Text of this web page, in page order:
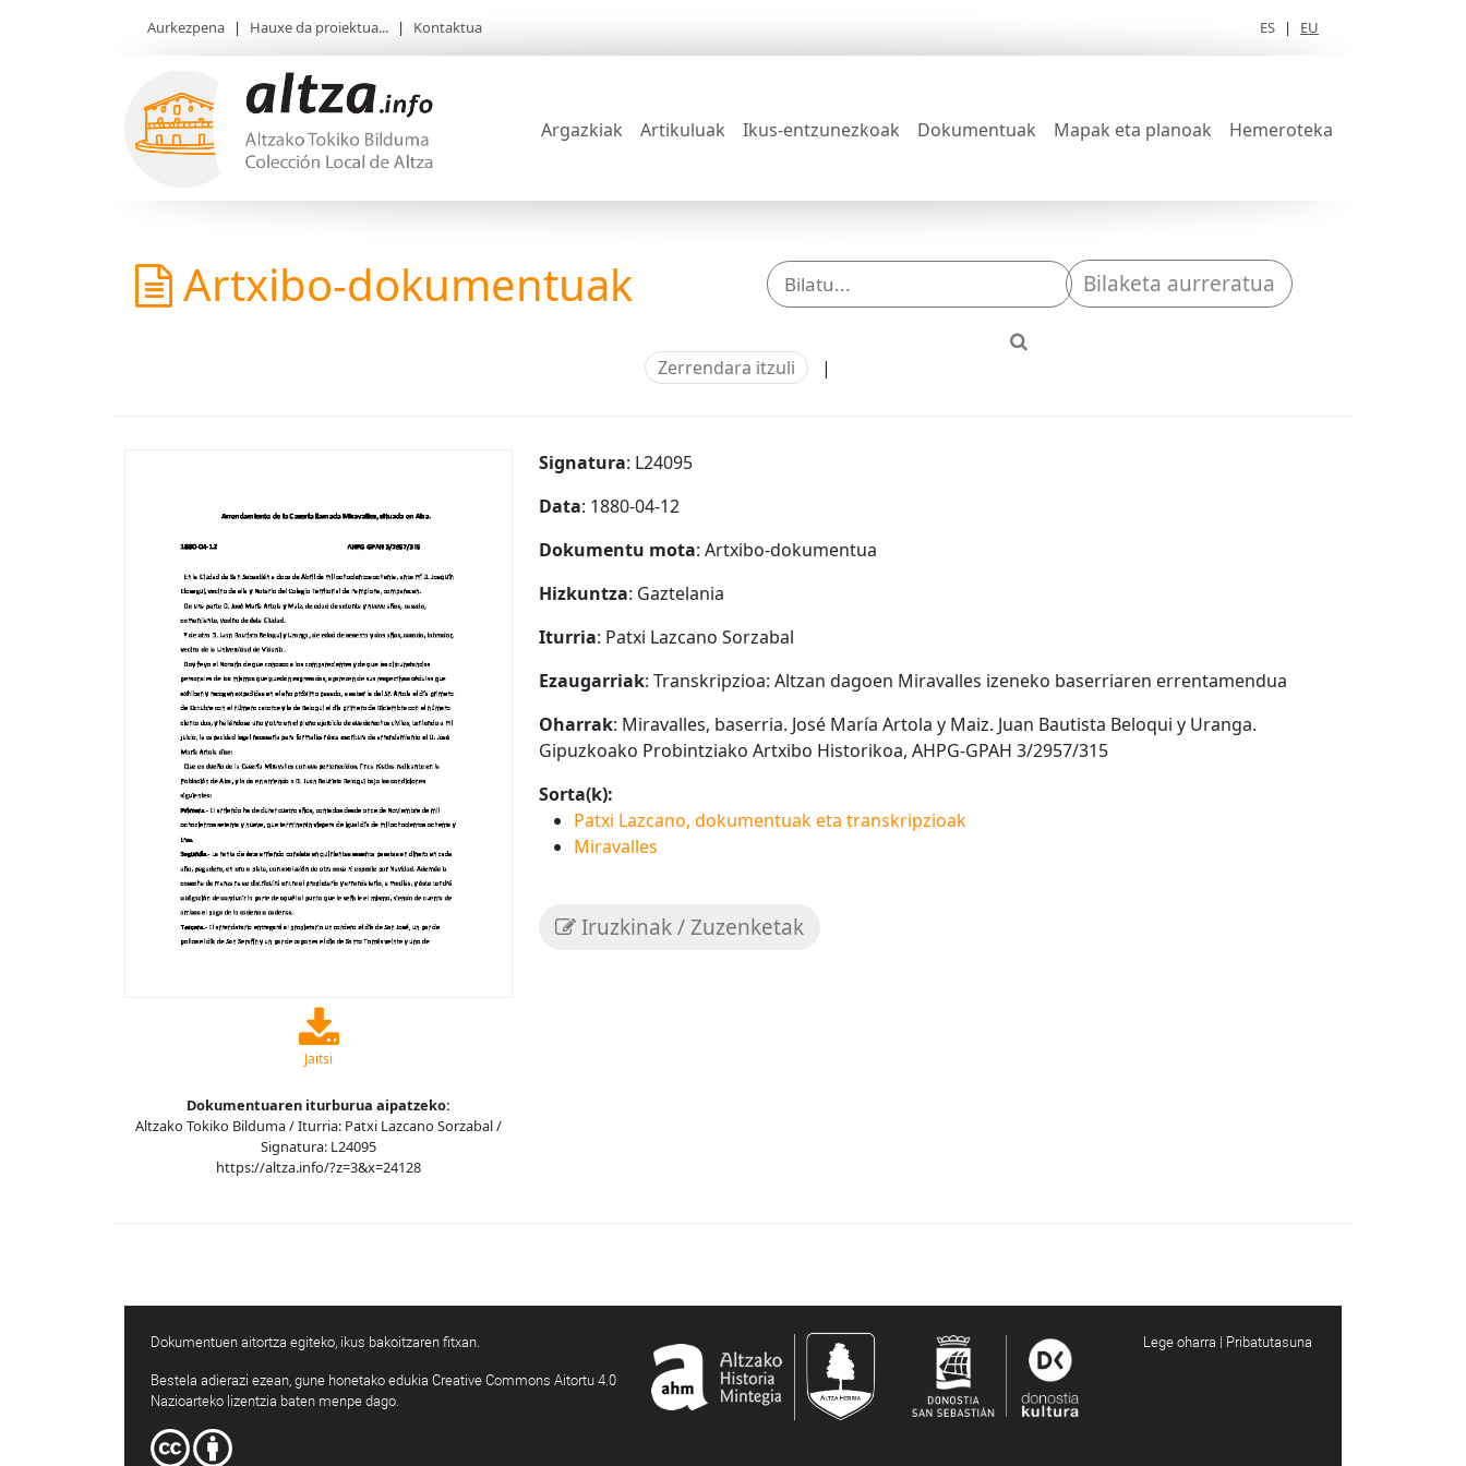
Aurkezpena | Hauxe da proiektua... | Kontaktua ES | EU
Argazkiak Artikuluak Ikus-entzunezkoak Dokumentuak Mapak eta planoak Hemeroteka
Artxibo-dokumentuak Bilaketa aurreratua
Zerrendara itzuli |
Jaitsi
Dokumentuaren iturburua aipatzeko:
Altzako Tokiko Bilduma / Iturria: Patxi Lazcano Sorzabal /
Signatura: L24095
https://altza.info/?z=3&x=24128
Signatura: L24095
Data: 1880-04-12
Dokumentu mota: Artxibo-dokumentua
Hizkuntza: Gaztelania
Iturria: Patxi Lazcano Sorzabal
Ezaugarriak: Transkripzioa: Altzan dagoen Miravalles izeneko baserriaren errentamendua
Oharrak: Miravalles, baserria. José María Artola y Maiz. Juan Bautista Beloqui y Uranga.
Gipuzkoako Probintziako Artxibo Historikoa, AHPG-GPAH 3/2957/315
Sorta(k):
Patxi Lazcano, dokumentuak eta transkripzioak
Miravalles
Iruzkinak / Zuzenketak
Dokumentuen aitortza egiteko, ikus bakoitzaren fitxan.
Bestela adierazi ezean, gune honetako edukia Creative Commons Aitortu 4.0
Nazioarteko lizentzia baten menpe dago.
Lege oharra | Pribatutasuna